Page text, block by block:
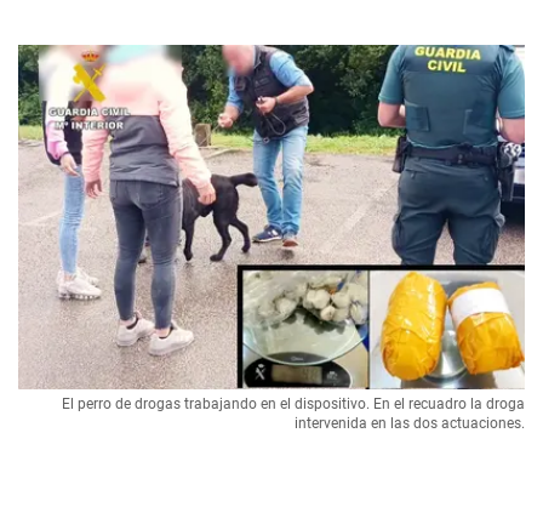
El perro de drogas trabajando en el dispositivo. En el recuadro la droga
intervenida en las dos actuaciones.